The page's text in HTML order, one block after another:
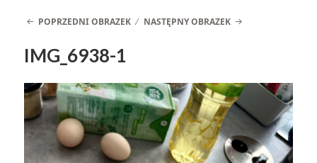
POPRZEDNI OBRAZEK NASTĘPNY OBRAZEK
IMG_6938-1